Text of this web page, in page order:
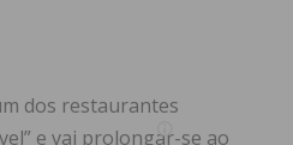
dos restaurantes
e vai prolongar-se ao